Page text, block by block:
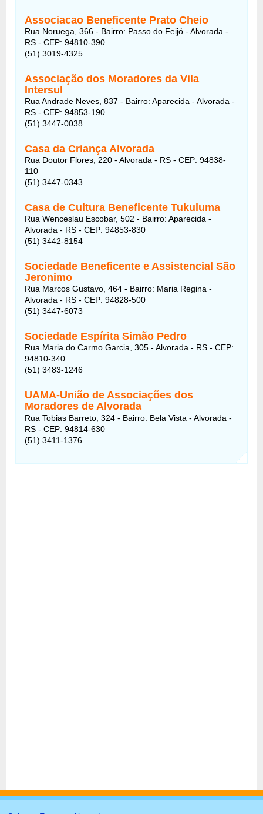
Associacao Beneficente Prato Cheio
Rua Noruega, 366 - Bairro: Passo do Feijó - Alvorada -
RS - CEP: 94810-390
(51) 3019-4325
Associação dos Moradores da Vila
Intersul
Rua Andrade Neves, 837 - Bairro: Aparecida - Alvorada -
RS - CEP: 94853-190
(51) 3447-0038
Casa da Criança Alvorada
Rua Doutor Flores, 220 - Alvorada - RS - CEP: 94838-
110
(51) 3447-0343
Casa de Cultura Beneficente Tukuluma
Rua Wenceslau Escobar, 502 - Bairro: Aparecida -
Alvorada - RS - CEP: 94853-830
(51) 3442-8154
Sociedade Beneficente e Assistencial São
Jeronimo
Rua Marcos Gustavo, 464 - Bairro: Maria Regina -
Alvorada - RS - CEP: 94828-500
(51) 3447-6073
Sociedade Espírita Simão Pedro
Rua Maria do Carmo Garcia, 305 - Alvorada - RS - CEP:
94810-340
(51) 3483-1246
UAMA-União de Associações dos
Moradores de Alvorada
Rua Tobias Barreto, 324 - Bairro: Bela Vista - Alvorada -
RS - CEP: 94814-630
(51) 3411-1376